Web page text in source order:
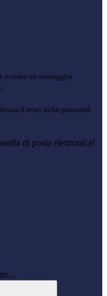
inviato un messaggio
il reset della password
di posta elettronica!